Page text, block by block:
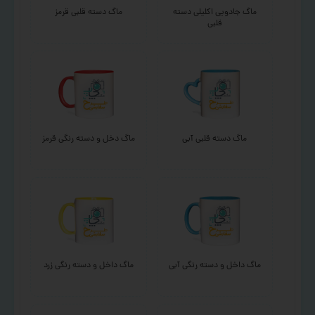
ماگ جادویی اکلیلی دسته
قلبی
ماگ دسته قلبی قرمز
ماگ دسته قلبی آبی ماگ دخل و دسته رنگی قرمز
ماگ داخل و دسته رنگی آبی ماگ داخل و دسته رنگی زرد